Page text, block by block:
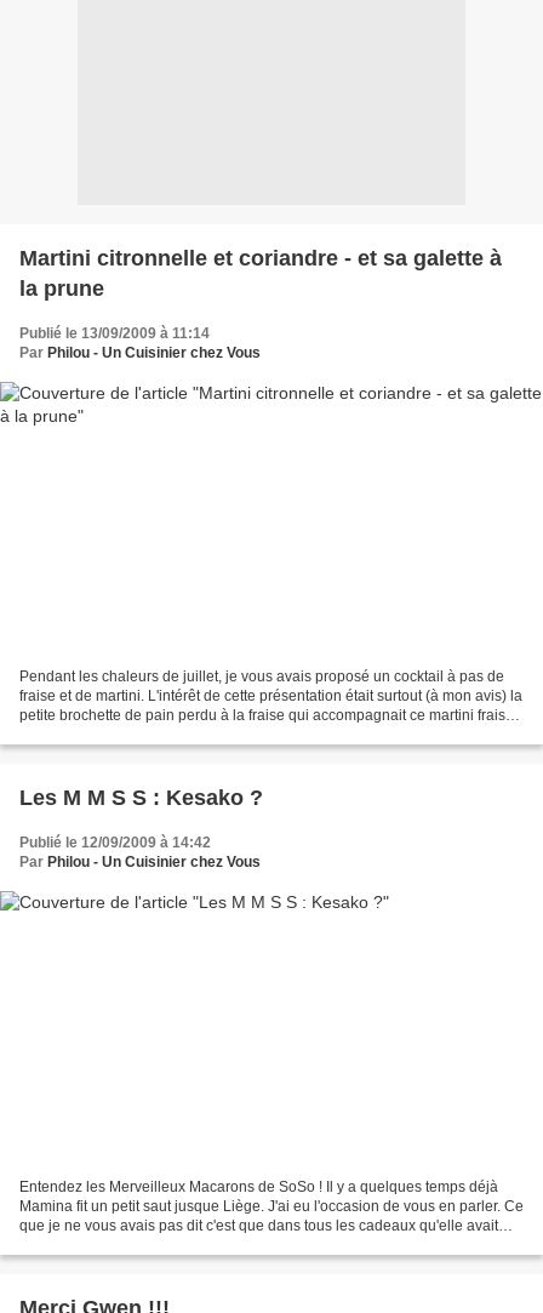
Martini citronnelle et coriandre - et sa galette à
la prune
Publié le 13/09/2009 à 11:14
Par Philou - Un Cuisinier chez Vous
Pendant les chaleurs de juillet, je vous avais proposé un cocktail à pas de
fraise et de martini. L'intérêt de cette présentation était surtout (à mon avis) la
petite brochette de pain perdu à la fraise qui accompagnait ce martini fraise.
Les M M S S : Kesako ?
Publié le 12/09/2009 à 14:42
Par Philou - Un Cuisinier chez Vous
Entendez les Merveilleux Macarons de SoSo ! Il y a quelques temps déjà
Mamina fit un petit saut jusque Liège. J'ai eu l'occasion de vous en parler. Ce
que je ne vous avais pas dit c'est que dans tous les cadeaux qu'elle avait
Merci Gwen !!!